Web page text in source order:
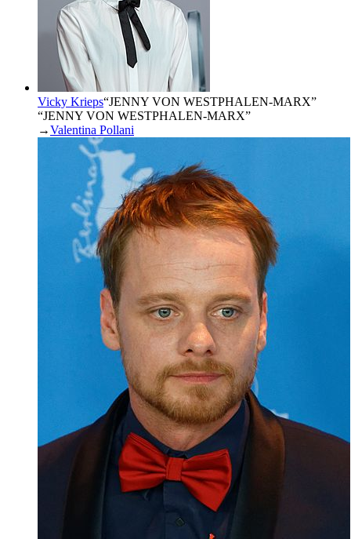
Vicky Krieps“JENNY VON WESTPHALEN-MARX”
“JENNY VON WESTPHALEN-MARX”
→Valentina Pollani